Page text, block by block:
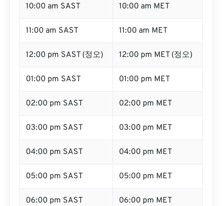
10:00 am SAST 10:00 am MET
11:00 am SAST 11:00 am MET
12:00 pm SAST (정오) 12:00 pm MET (정오)
01:00 pm SAST 01:00 pm MET
02:00 pm SAST 02:00 pm MET
03:00 pm SAST 03:00 pm MET
04:00 pm SAST 04:00 pm MET
05:00 pm SAST 05:00 pm MET
06:00 pm SAST 06:00 pm MET